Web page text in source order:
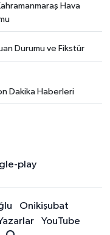
Hava
Durumu ve Fikstür
Dakika Haberleri
Onikişubat
YouTube